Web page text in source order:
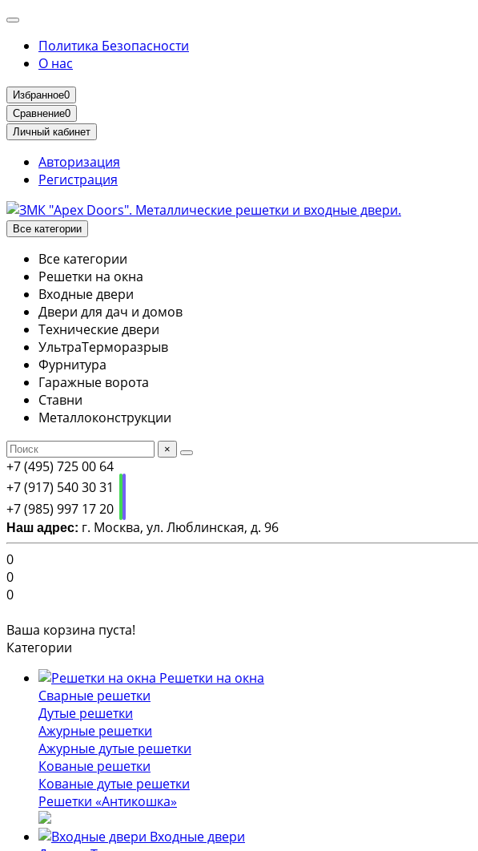
Политика Безопасности
О нас
Избранное0
Сравнение0
Личный кабинет
Авторизация
Регистрация
Все категории
Все категории
Решетки на окна
Входные двери
Двери для дач и домов
Технические двери
УльтраТерморазрыв
Фурнитура
Гаражные ворота
Ставни
Металлоконструкции
×
+7 (495) 725 00 64
+7 (917) 540 30 31
+7 (985) 997 17 20
Наш адрес: г. Москва, ул. Люблинская, д. 96
0
0
0
Ваша корзина пуста!
Категории
Решетки на окна
Сварные решетки
Дутые решетки
Ажурные решетки
Ажурные дутые решетки
Кованые решетки
Кованые дутые решетки
Решетки «Антикошка»
Входные двери